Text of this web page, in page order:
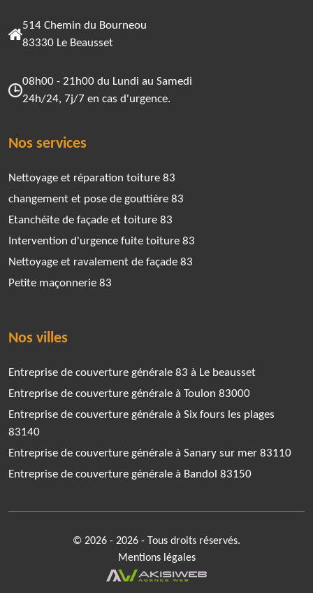
514 Chemin du Bourneou
83330 Le Beausset
08h00 - 21h00 du Lundi au Samedi
24h/24, 7j/7 en cas d'urgence.
Nos services
Nettoyage et réparation toiture 83
changement et pose de gouttière 83
Etanchéite de façade et toiture 83
Intervention d'urgence fuite toiture 83
Nettoyage et ravalement de façade 83
Petite maçonnerie 83
Nos villes
Entreprise de couverture générale 83 à Le beausset
Entreprise de couverture générale à Toulon 83000
Entreprise de couverture générale à Six fours les plages
83140
Entreprise de couverture générale à Sanary sur mer 83110
Entreprise de couverture générale à Bandol 83150
© 2026 - 2026 - Tous droits réservés.
Mentions légales